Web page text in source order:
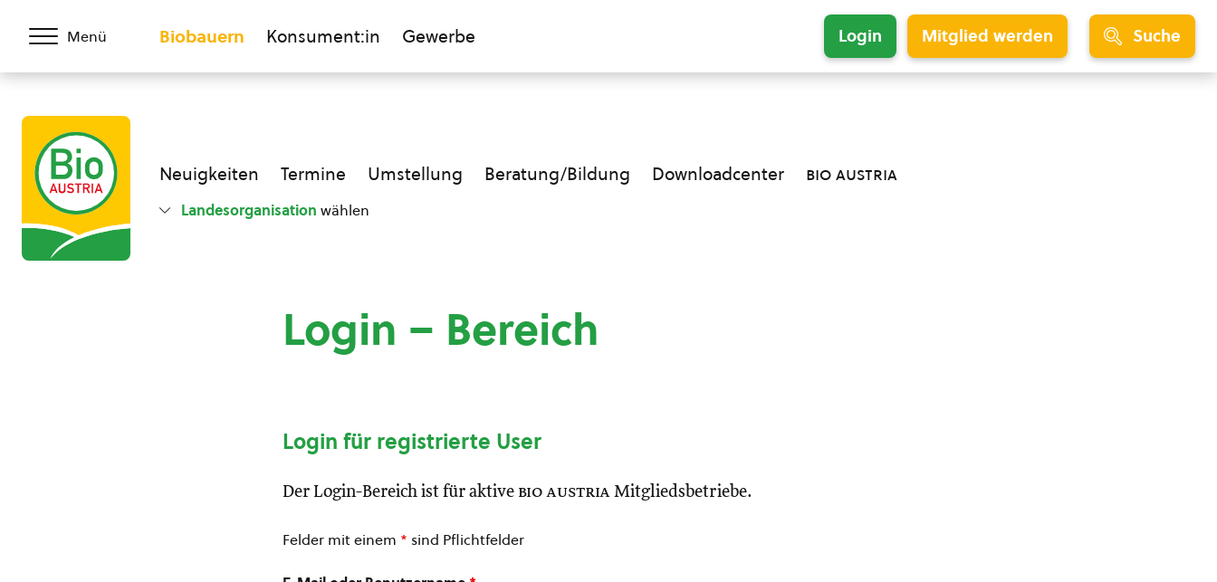
Menü Biobauern Konsument:in Gewerbe Login Mitglied werden Suche
Neuigkeiten Termine Umstellung Beratung/Bildung Downloadcenter bio austria
Landesorganisation wählen
Login – Bereich
Login für registrierte User
Der Login-Bereich ist für aktive bio austria Mitgliedsbetriebe.
Felder mit einem * sind Pflichtfelder